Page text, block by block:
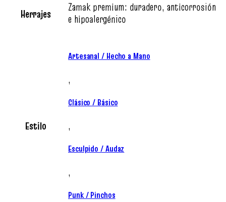
Herrajes
Zamak premium: duradero, anticorrosión
e hipoalergénico
Estilo
Artesanal / Hecho a Mano
,
Clásico / Básico
,
Esculpido / Audaz
,
Punk / Pinchos